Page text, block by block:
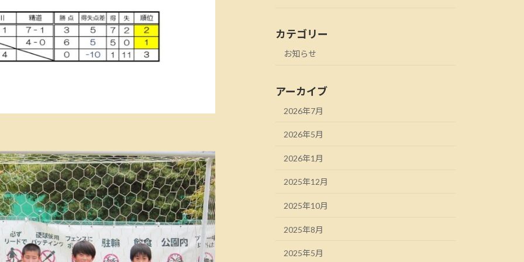
カテゴリー
お知らせ
アーカイブ
2026年7月
2026年5月
2026年1月
2025年12月
2025年10月
2025年8月
2025年5月